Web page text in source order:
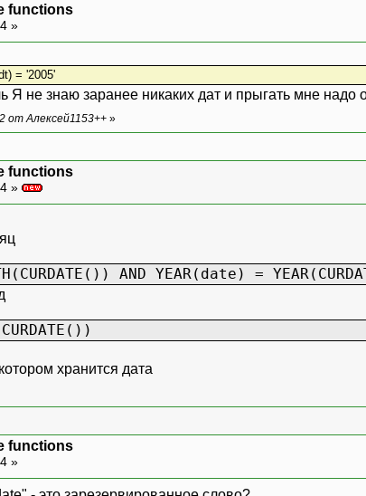
functions
»
= '2005'
Я не знаю заранее никаких дат и прыгать мне надо
от Алексей1153++ »
functions
»
AND YEAR(date) =
хранится дата
functions
»